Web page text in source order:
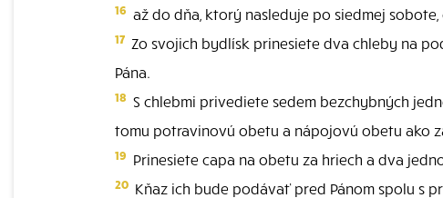
16 až do dňa, ktorý nasleduje po siedmej
17 Zo svojich bydlísk prinesiete dva chleby na
Pána.
18 S chlebmi privediete sedem bezchybných
tomu potravinovú obetu a nápojovú obetu ako
19 Prinesiete capa na obetu za hriech a dva
20 Kňaz ich bude podávať pred Pánom spolu s